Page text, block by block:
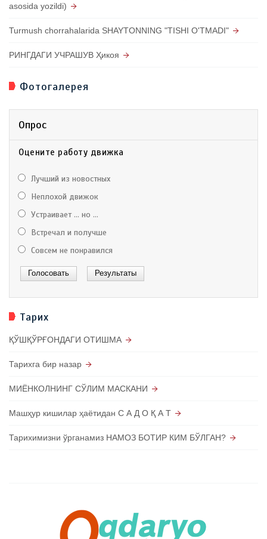
asosida yozildi)
Turmush chorrahalarida SHAYTONNING "TISHI O'TMADI"
РИНГДАГИ УЧРАШУВ Ҳикоя
Фотогалерея
Опрос
Оцените работу движка
Лучший из новостных
Неплохой движок
Устраивает ... но ...
Встречал и получше
Совсем не понравился
Тарих
ҚЎШҚЎРҒОНДАГИ ОТИШМА
Тарихга бир назар
МИЁНКОЛНИНГ СЎЛИМ МАСКАНИ
Машҳур кишилар ҳаётидан С А Д О Қ А Т
Тарихимизни ўрганамиз НАМОЗ БОТИР КИМ БЎЛГАН?